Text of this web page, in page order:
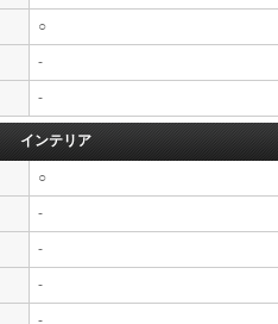
○
-
-
インテリア
○
-
-
-
-